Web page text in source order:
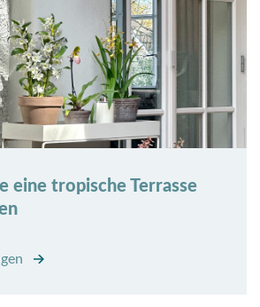
eine tropische Terrasse